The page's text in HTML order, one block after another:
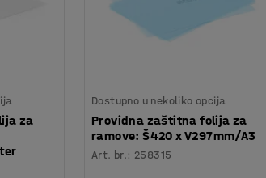
za
Dostupno u nekoliko opcija
Providna zaštitna folija za
ramove: Š420 x V297mm/A3
Art. br.: 258315